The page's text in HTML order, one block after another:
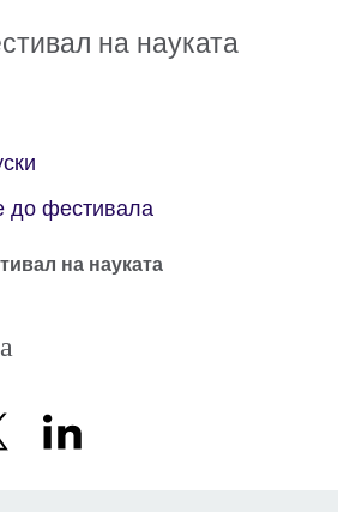
на науката
до фестивала
на науката